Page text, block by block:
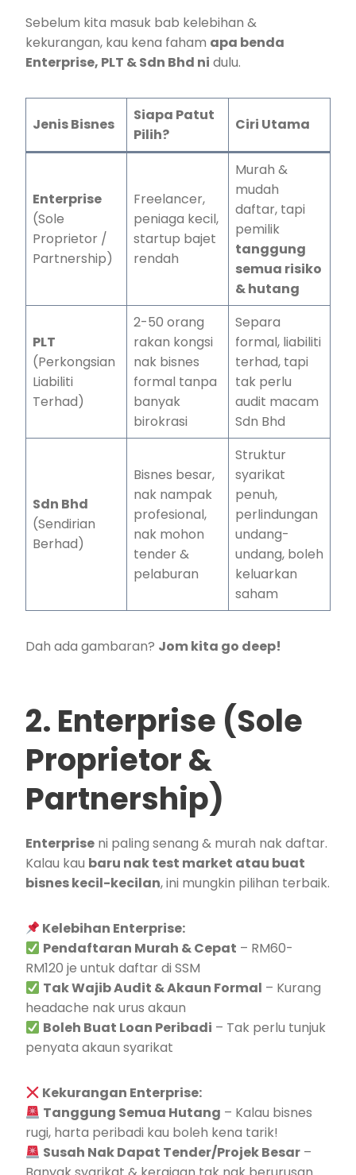
Sebelum kita masuk bab kelebihan &
kekurangan, kau kena faham apa benda
Enterprise, PLT & Sdn Bhd ni dulu.
Jenis Bisnes
Siapa Patut
Pilih?
Ciri Utama
Enterprise
(Sole
Proprietor /
Partnership)
Freelancer,
peniaga kecil,
startup bajet
rendah
Murah &
mudah
daftar, tapi
pemilik
tanggung
semua risiko
& hutang
PLT
(Perkongsian
Liabiliti
Terhad)
2-50 orang
rakan kongsi
nak bisnes
formal tanpa
banyak
birokrasi
Separa
formal, liabiliti
terhad, tapi
tak perlu
audit macam
Sdn Bhd
Sdn Bhd
(Sendirian
Berhad)
Bisnes besar,
nak nampak
profesional,
nak mohon
tender &
pelaburan
Struktur
syarikat
penuh,
perlindungan
undang-
undang, boleh
keluarkan
saham
Dah ada gambaran? Jom kita go deep!
2. Enterprise (Sole
Proprietor &
Partnership)
Enterprise ni paling senang & murah nak daftar.
Kalau kau baru nak test market atau buat
bisnes kecil-kecilan, ini mungkin pilihan terbaik.
Kelebihan Enterprise:
Pendaftaran Murah & Cepat – RM60-
RM120 je untuk daftar di SSM
Tak Wajib Audit & Akaun Formal – Kurang
headache nak urus akaun
Boleh Buat Loan Peribadi – Tak perlu tunjuk
penyata akaun syarikat
Kekurangan Enterprise:
Tanggung Semua Hutang – Kalau bisnes
rugi, harta peribadi kau boleh kena tarik!
Susah Nak Dapat Tender/Projek Besar –